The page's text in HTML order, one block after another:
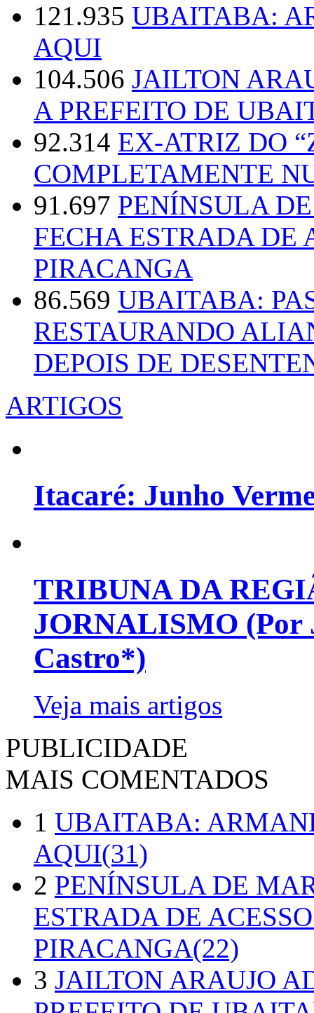
121.935 UBAITABA:
AQUI
104.506 JAILTON
A PREFEITO DE
92.314 EX-ATRIZ DO
COMPLETAMENTE
91.697 PENÍNSULA
FECHA ESTRADA DE
PIRACANGA
86.569 UBAITABA:
RESTAURANDO
DEPOIS DE
ARTIGOS
Itacaré: Junho
TRIBUNA DA
JORNALISMO (Por
Castro*)
Veja mais artigos
PUBLICIDADE
MAIS COMENTADOS
1 UBAITABA:
AQUI(31)
2 PENÍNSULA DE
ESTRADA DE
PIRACANGA(22)
3 JAILTON ARAUJO